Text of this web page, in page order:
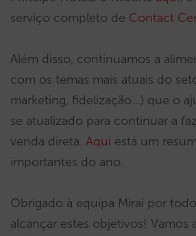
serviço completo de Contact
Além disso, continuamos a
com os temas mais atuais do
marketing, fidelização…) que o
se atualizado para continuar a
venda direta. Aqui está um
importantes do ano.
Obrigado à equipa Mirai por
alcançar estes objetivos! Vamos